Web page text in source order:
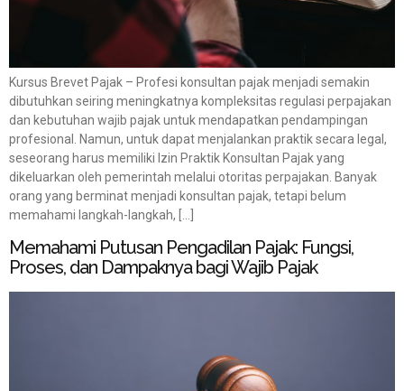
Kursus Brevet Pajak – Profesi konsultan pajak menjadi semakin
dibutuhkan seiring meningkatnya kompleksitas regulasi perpajakan
dan kebutuhan wajib pajak untuk mendapatkan pendampingan
profesional. Namun, untuk dapat menjalankan praktik secara legal,
seseorang harus memiliki Izin Praktik Konsultan Pajak yang
dikeluarkan oleh pemerintah melalui otoritas perpajakan. Banyak
orang yang berminat menjadi konsultan pajak, tetapi belum
memahami langkah-langkah, […]
Memahami Putusan Pengadilan Pajak: Fungsi,
Proses, dan Dampaknya bagi Wajib Pajak